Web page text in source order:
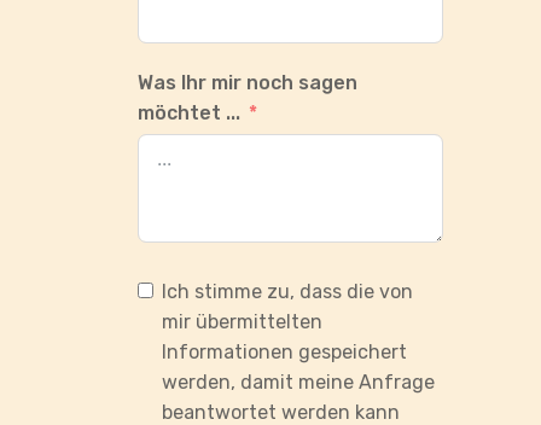
Was Ihr mir noch sagen
möchtet ...
Ich stimme zu, dass die von
mir übermittelten
Informationen gespeichert
werden, damit meine Anfrage
beantwortet werden kann